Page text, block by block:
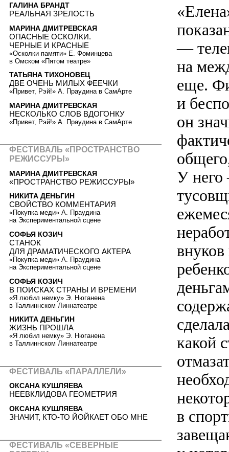
—
на
еще.
и
он
У него
какой
в
ГАЛИНА БРАНДТ
РЕАЛЬНАЯ ЗРЕЛОСТЬ
МАРИНА ДМИТРЕВСКАЯ
ОПАСНЫЕ ОСКОЛКИ.
ЧЕРНЫЕ И КРАСНЫЕ
«Осколки памяти» Е. Фоминцева
в Омском «Пятом театре»
ТАТЬЯНА ТИХОНОВЕЦ
ДВЕ ОЧЕНЬ МИЛЫХ ФЕЕЧКИ
«Привет, Рэй!» А. Праудина в СамАрте
МАРИНА ДМИТРЕВСКАЯ
НЕСКОЛЬКО СЛОВ ВДОГОНКУ
«Привет, Рэй!» А. Праудина в СамАрте
ФЕСТИВАЛЬ «ПРОСТРАНСТВО
РЕЖИССУРЫ»
МАРИНА ДМИТРЕВСКАЯ
«ПРОСТРАНСТВО РЕЖИССУРЫ»
НИКИТА ДЕНЬГИН
СВОЙСТВО КОММЕНТАРИЯ
«Покупка меди» А. Праудина
на Экспериментальной сцене
СОФЬЯ КОЗИЧ
СТАНОК
ДЛЯ ДРАМАТИЧЕСКОГО АКТЕРА
«Покупка меди» А. Праудина
на Экспериментальной сцене
СОФЬЯ КОЗИЧ
В ПОИСКАХ СТРАНЫ И ВРЕМЕНИ
«Я любил немку» Э. Нюганена
в Таллиннском Линнатеатре
НИКИТА ДЕНЬГИН
ЖИЗНЬ ПРОШЛА
«Я любил немку» Э. Нюганена
в Таллиннском Линнатеатре
ФЕСТИВАЛЬ «ПАРАЛЛЕЛИ»
ОКСАНА КУШЛЯЕВА
НЕЕВКЛИДОВА ГЕОМЕТРИЯ
ОКСАНА КУШЛЯЕВА
ЗНАЧИТ, КТО-ТО ЙОЙКАЕТ ОБО МНЕ
ФЕСТИВАЛЬ «СЕВЕРНЫЕ